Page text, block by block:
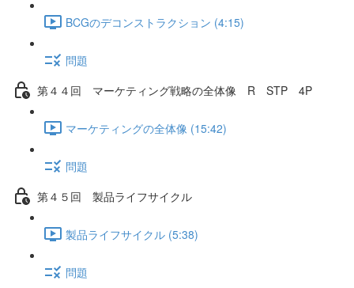
BCGのデコンストラクション (4:15)
問題
第４４回 マーケティング戦略の全体像 R STP 4P
マーケティングの全体像 (15:42)
問題
第４５回 製品ライフサイクル
製品ライフサイクル (5:38)
問題